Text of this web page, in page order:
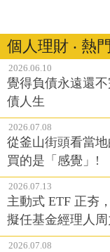
個人理財 ‧ 熱
2026.06.10
覺得負債永遠還
債人生
2026.07.08
從釜山街頭看當
買的是「感覺」!
2026.07.13
主動式 ETF 正夯
擬任基金經理人
2026.07.08